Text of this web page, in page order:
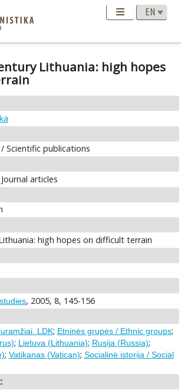
Lithuania: high hopes
Scientific publications
articles
high hopes on difficult terrain
, 2005, 8, 145-156
LDK; Etninės grupės / Ethnic groups;
; Lietuva (Lithuania); Rusija (Russia);
; Vatikanas (Vatican); Socialinė istorija / Social